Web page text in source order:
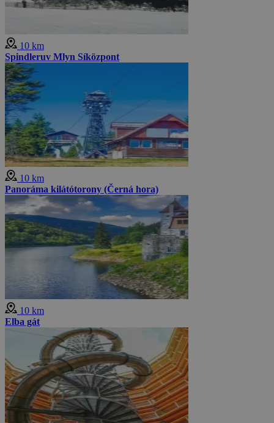
10 km
Spindleruv Mlyn Síközpont
10 km
Panoráma kilátótorony (Černá hora)
10 km
Elba gát